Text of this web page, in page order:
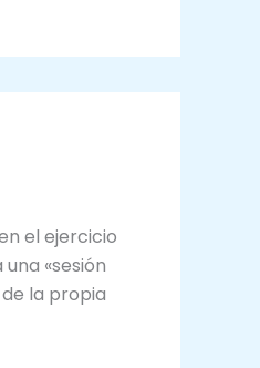
el ejercicio
«sesión
la propia